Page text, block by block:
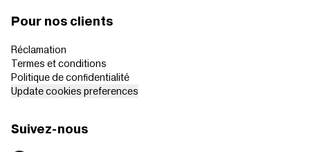
Pour nos clients
Réclamation
Termes et conditions
Politique de confidentialité
Update cookies preferences
Suivez-nous